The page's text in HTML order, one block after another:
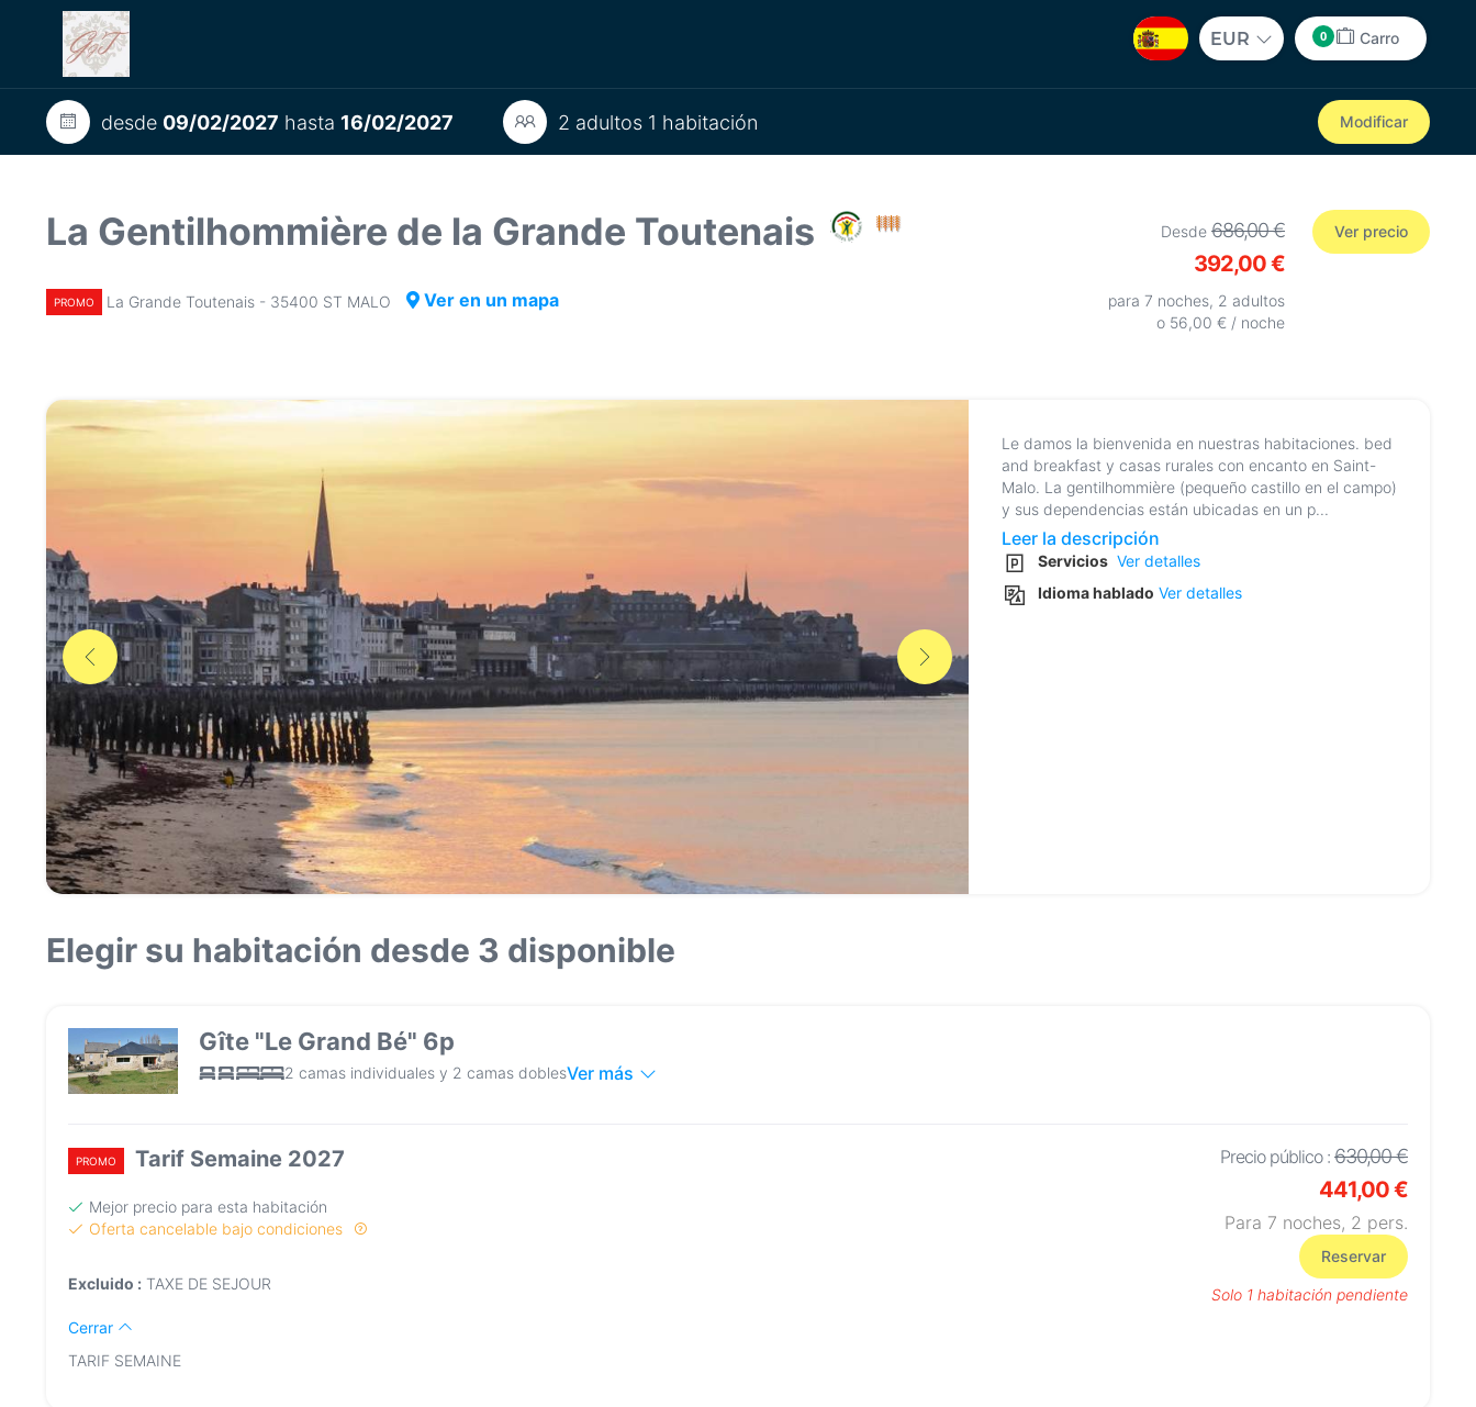
EUR 0 Carro
desde 09/02/2027 hasta 16/02/2027 2 adultos 1 habitación Modificar
La Gentilhommière de la Grande Toutenais
PROMO La Grande Toutenais - 35400 ST MALO Ver en un mapa
Desde 686,00 €
392,00 €
para 7 noches, 2 adultos
o 56,00 € / noche
Ver precio
Le damos la bienvenida en nuestras habitaciones. bed
and breakfast y casas rurales con encanto en Saint-
Malo. La gentilhommière (pequeño castillo en el campo)
y sus dependencias están ubicadas en un p...
Leer la descripción
Servicios Ver detalles
Idioma hablado Ver detalles
Elegir su habitación desde 3 disponible
Gîte "Le Grand Bé" 6p
2 camas individuales y 2 camas doblesVer más
PROMO Tarif Semaine 2027
Mejor precio para esta habitación
Oferta cancelable bajo condiciones
Excluido : TAXE DE SEJOUR
Precio público : 630,00 €
441,00 €
Para 7 noches, 2 pers.
Reservar
Solo 1 habitación pendiente
Cerrar
TARIF SEMAINE